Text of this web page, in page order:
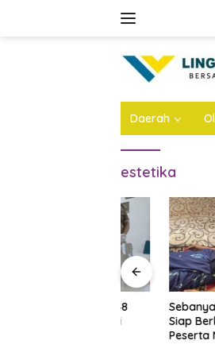
Daerah
estetika
Sebanyak 100
Siap Berkhidmat,
Peserta